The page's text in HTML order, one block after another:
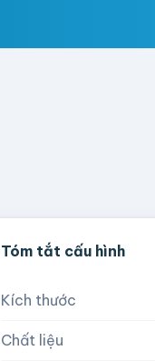
Tóm tắt cấu hình
Kích thước
Chất liệu